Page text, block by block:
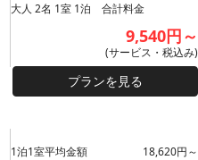
大人 2名 1室 1泊 合計料金
9,540円～
(サービス・税込み)
プランを見る
1泊1室平均金額
18,620円～